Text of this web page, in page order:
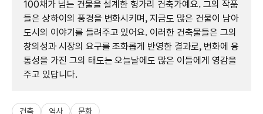
100채가 넘는 건물을 설계한 헝가리 건축가예요. 그의 작품
들은 상하이의 풍경을 변화시키며, 지금도 많은 건물이 남아
도시의 이야기를 들려주고 있어요. 이러한 건축물들은 그의
창의성과 시장의 요구를 조화롭게 반영한 결과로, 변화에 융
통성을 가진 그의 태도는 오늘날에도 많은 이들에게 영감을
주고 있답니다.
건축 역사 문화